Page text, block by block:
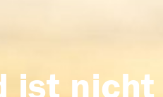
ist